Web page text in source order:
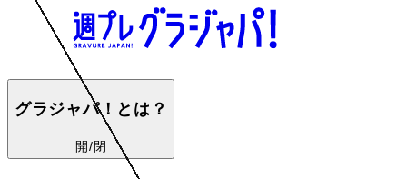
グラジャパ！とは？
開/閉